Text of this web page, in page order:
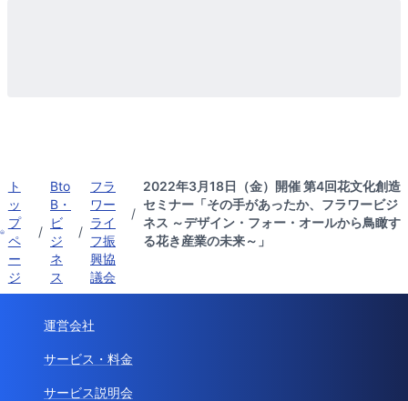
ト
ッ
プ
ペ
ー
ジ
/
Bto
B・
ビ
ジ
ネ
ス
/
フラ
ワー
ライ
フ振
興協
議会
/
2022年3月18日（金）開催 第4回花文化創造
セミナー「その手があったか、フラワービジ
ネス ～デザイン・フォー・オールから鳥瞰す
る花き産業の未来～」
運営会社
サービス・料金
サービス説明会